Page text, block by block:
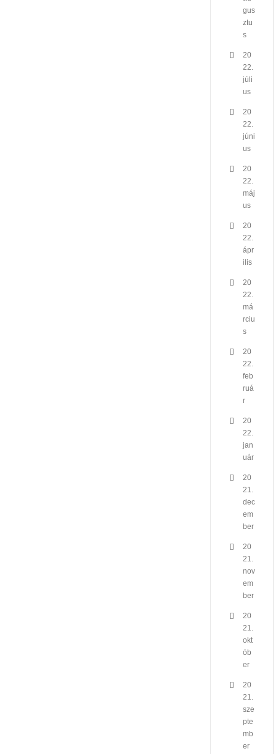
gus
ztu
s
20
22.
júli
us
20
22.
júni
us
20
22.
máj
us
20
22.
ápr
ilis
20
22.
má
rciu
s
20
22.
feb
ruá
r
20
22.
jan
uár
20
21.
dec
em
ber
20
21.
nov
em
ber
20
21.
okt
ób
er
20
21.
sze
pte
mb
er